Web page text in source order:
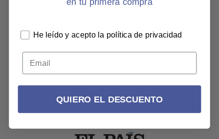
He leído y acepto la política de privacidad
QUIERO EL DESCUENTO